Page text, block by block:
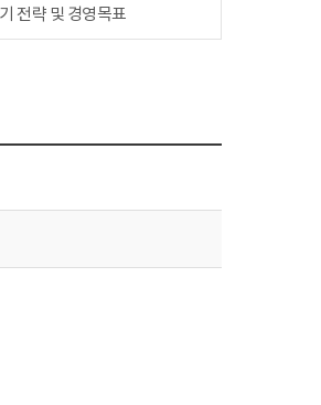
전략 및 경영목표